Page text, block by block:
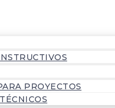
PROYECTOS